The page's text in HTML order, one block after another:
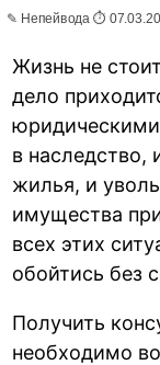
✎ Непейвода ⏱
Жизнь не
дело
в наследство,
жилья, и
имущества
всех этих
обойтись без
Получить
необходимо